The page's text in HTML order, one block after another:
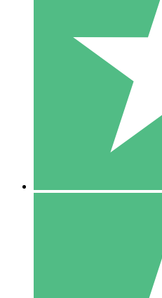
Individuele
Betaal per gebruik met
10